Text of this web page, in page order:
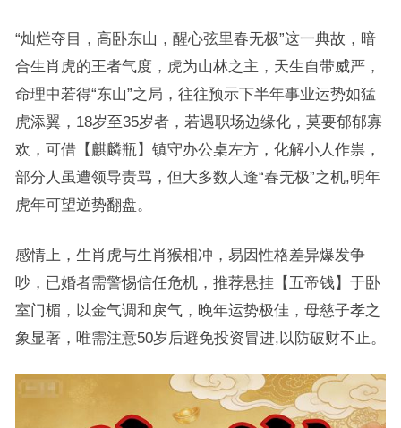
“灿烂夺目，高卧东山，醒心弦里春无极”这一典故，暗
合生肖虎的王者气度，虎为山林之主，天生自带威严，
命理中若得“东山”之局，往往预示下半年事业运势如猛
虎添翼，18岁至35岁者，若遇职场边缘化，莫要郁郁寡
欢，可借【麒麟瓶】镇守办公桌左方，化解小人作祟，
部分人虽遭领导责骂，但大多数人逢“春无极”之机,明年
虎年可望逆势翻盘。
感情上，生肖虎与生肖猴相冲，易因性格差异爆发争
吵，已婚者需警惕信任危机，推荐悬挂【五帝钱】于卧
室门楣，以金气调和戾气，晚年运势极佳，母慈子孝之
象显著，唯需注意50岁后避免投资冒进,以防破财不止。